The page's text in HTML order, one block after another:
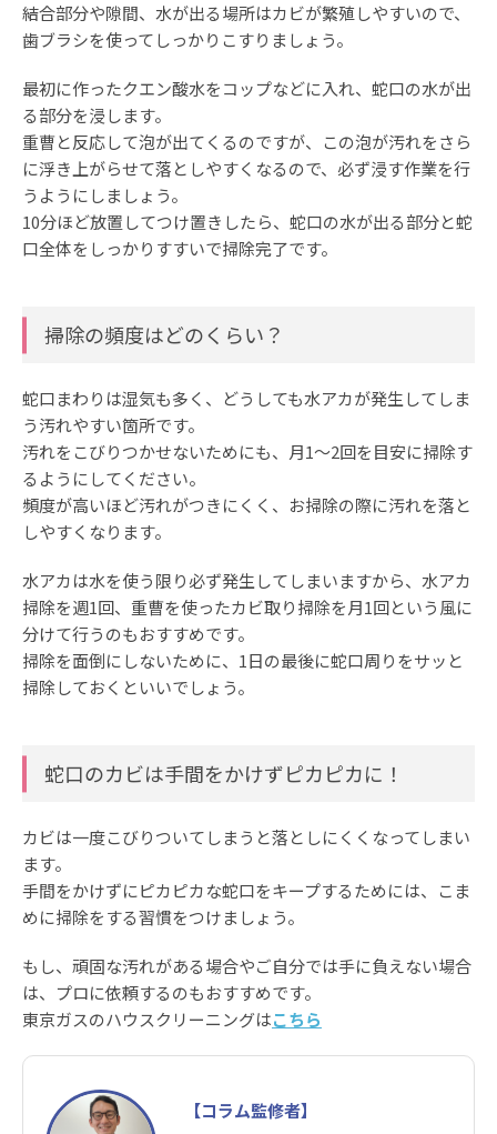
結合部分や隙間、水が出る場所はカビが繁殖しやすいので、
歯ブラシを使ってしっかりこすりましょう。
最初に作ったクエン酸水をコップなどに入れ、蛇口の水が出
る部分を浸します。
重曹と反応して泡が出てくるのですが、この泡が汚れをさら
に浮き上がらせて落としやすくなるので、必ず浸す作業を行
うようにしましょう。
10分ほど放置してつけ置きしたら、蛇口の水が出る部分と蛇
口全体をしっかりすすいで掃除完了です。
掃除の頻度はどのくらい？
蛇口まわりは湿気も多く、どうしても水アカが発生してしま
う汚れやすい箇所です。
汚れをこびりつかせないためにも、月1〜2回を目安に掃除す
るようにしてください。
頻度が高いほど汚れがつきにくく、お掃除の際に汚れを落と
しやすくなります。
水アカは水を使う限り必ず発生してしまいますから、水アカ
掃除を週1回、重曹を使ったカビ取り掃除を月1回という風に
分けて行うのもおすすめです。
掃除を面倒にしないために、1日の最後に蛇口周りをサッと
掃除しておくといいでしょう。
蛇口のカビは手間をかけずピカピカに！
カビは一度こびりついてしまうと落としにくくなってしまい
ます。
手間をかけずにピカピカな蛇口をキープするためには、こま
めに掃除をする習慣をつけましょう。
もし、頑固な汚れがある場合やご自分では手に負えない場合
は、プロに依頼するのもおすすめです。
東京ガスのハウスクリーニングはこちら
【コラム監修者】